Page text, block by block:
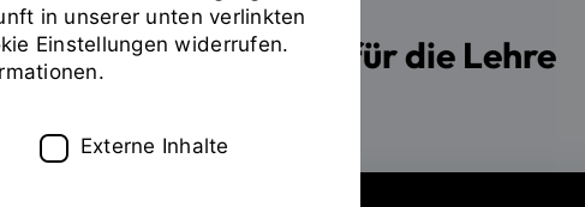
auf
der
Seite
"Medienproduktion
Verleih"
INHALT
Medienproduktion für die Lehre
in unserer unten verlinkten
Einstellungen widerrufen.
Externe Inhalte